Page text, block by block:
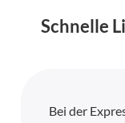
Schnelle
Bei der